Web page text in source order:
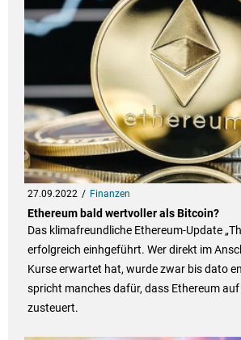
27.09.2022 Finanzen
Ethereum bald wertvoller als Bitcoin?
Das klimafreundliche Ethereum-Update
erfolgreich einhgeführt. Wer direkt im
Kurse erwartet hat, wurde zwar bis dato
spricht manches dafür, dass Ethereum auf
zusteuert.